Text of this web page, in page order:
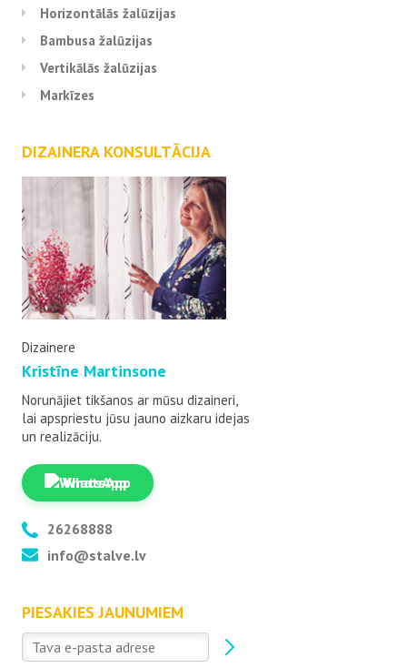
Horizontālās žalūzijas
Bambusa žalūzijas
Vertikālās žalūzijas
Markīzes
DIZAINERA KONSULTĀCIJA
Dizainere
Kristīne Martinsone
Norunājiet tikšanos ar mūsu dizaineri,
lai apspriestu jūsu jauno aizkaru idejas
un realizāciju.
WhatsApp
26268888
info@stalve.lv
PIESAKIES JAUNUMIEM